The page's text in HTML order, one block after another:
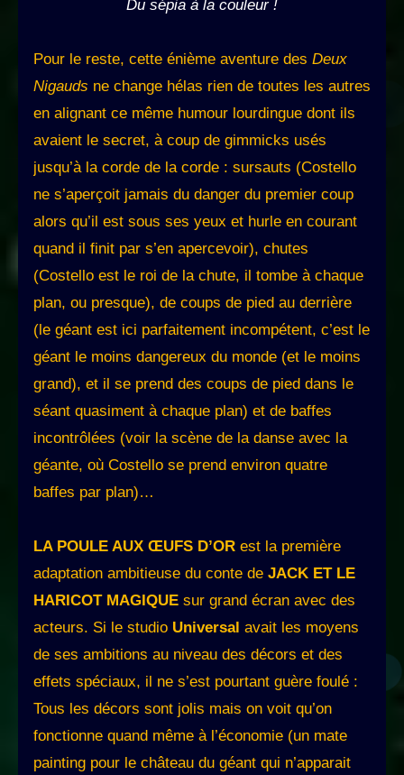
Du sépia à la couleur !
Pour le reste, cette énième aventure des Deux
Nigauds ne change hélas rien de toutes les autres
en alignant ce même humour lourdingue dont ils
avaient le secret, à coup de gimmicks usés
jusqu’à la corde de la corde : sursauts (Costello
ne s’aperçoit jamais du danger du premier coup
alors qu’il est sous ses yeux et hurle en courant
quand il finit par s’en apercevoir), chutes
(Costello est le roi de la chute, il tombe à chaque
plan, ou presque), de coups de pied au derrière
(le géant est ici parfaitement incompétent, c’est le
géant le moins dangereux du monde (et le moins
grand), et il se prend des coups de pied dans le
séant quasiment à chaque plan) et de baffes
incontrôlées (voir la scène de la danse avec la
géante, où Costello se prend environ quatre
baffes par plan)…
LA POULE AUX ŒUFS D’OR est la première
adaptation ambitieuse du conte de JACK ET LE
HARICOT MAGIQUE sur grand écran avec des
acteurs. Si le studio Universal avait les moyens
de ses ambitions au niveau des décors et des
effets spéciaux, il ne s’est pourtant guère foulé :
Tous les décors sont jolis mais on voit qu’on
fonctionne quand même à l’économie (un mate
painting pour le château du géant qui n’apparait